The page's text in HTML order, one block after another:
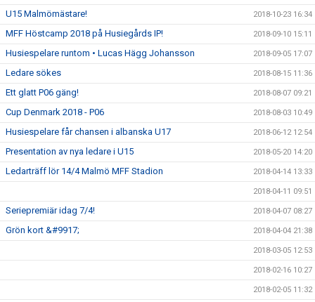
U15 Malmömästare! 2018-10-23 16:34
MFF Höstcamp 2018 på Husiegårds IP! 2018-09-10 15:11
Husiespelare runtom • Lucas Hägg Johansson 2018-09-05 17:07
Ledare sökes 2018-08-15 11:36
Ett glatt P06 gäng! 2018-08-07 09:21
Cup Denmark 2018 - P06 2018-08-03 10:49
Husiespelare får chansen i albanska U17 2018-06-12 12:54
Presentation av nya ledare i U15 2018-05-20 14:20
Ledarträff lör 14/4 Malmö MFF Stadion 2018-04-14 13:33
2018-04-11 09:51
Seriepremiär idag 7/4! 2018-04-07 08:27
Grön kort &#9917; 2018-04-04 21:38
2018-03-05 12:53
2018-02-16 10:27
2018-02-05 11:32